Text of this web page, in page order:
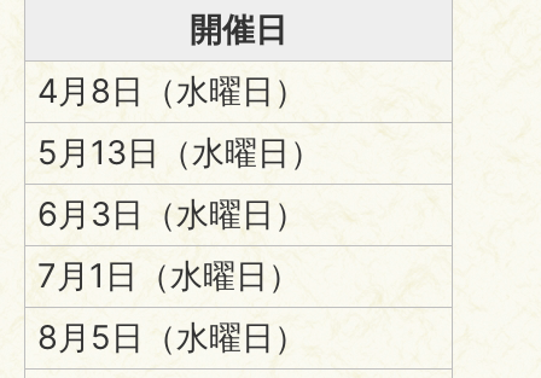
開催日
4月8日（水曜日）
5月13日（水曜日）
6月3日（水曜日）
7月1日（水曜日）
8月5日（水曜日）